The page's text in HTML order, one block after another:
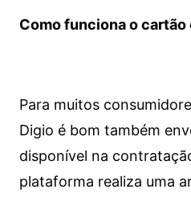
Como funciona o
Para muitos
Digio é bom também
disponível na
plataforma realiza uma